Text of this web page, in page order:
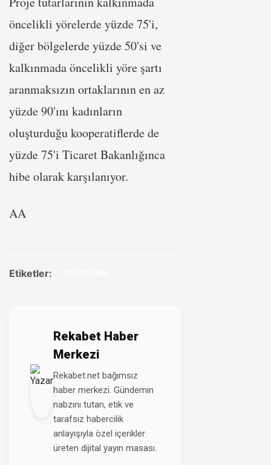
öncelikli yörelerde yüzde 75'i,
diğer bölgelerde yüzde 50'si ve
kalkınmada öncelikli yöre şartı
aranmaksızın ortaklarının en az
yüzde 90'ını kadınların
oluşturduğu kooperatiflerde de
yüzde 75'i Ticaret Bakanlığınca
hibe olarak karşılanıyor.
AA
Etiketler:
Rekabet Haber
Merkezi
Rekabet.net bağımsız
haber merkezi. Gündemin
nabzını tutan, etik ve
tarafsız habercilik
anlayışıyla özel içerikler
üreten dijital yayın masası.